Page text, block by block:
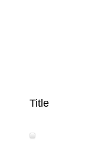
Title